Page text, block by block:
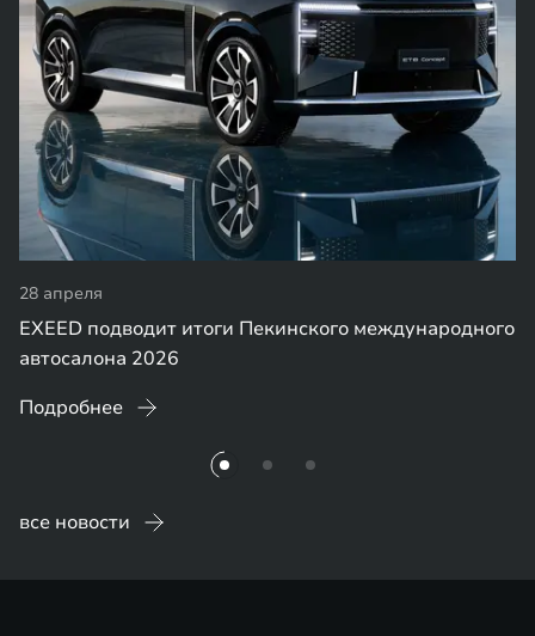
28 апреля
EXEED подводит итоги Пекинского международного
автосалона 2026
Подробнее
все новости